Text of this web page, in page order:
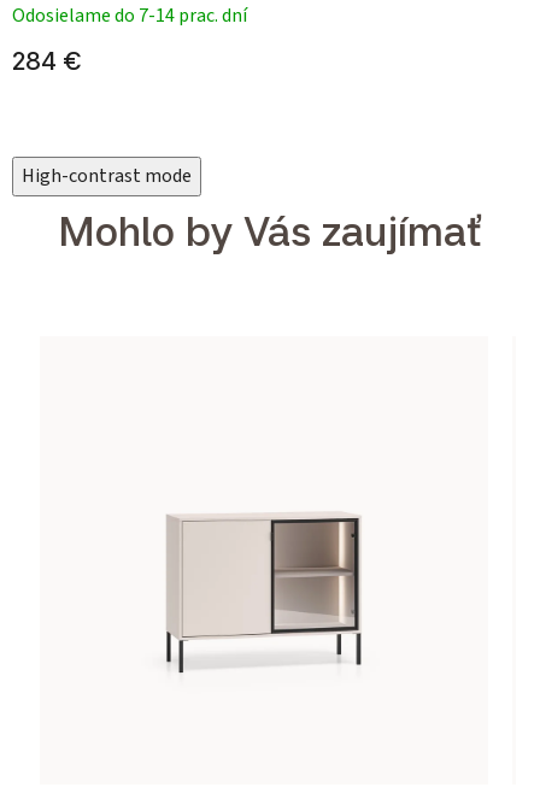
Odosielame do 7-14 prac. dní
284 €
High-contrast mode
Mohlo by Vás zaujímať